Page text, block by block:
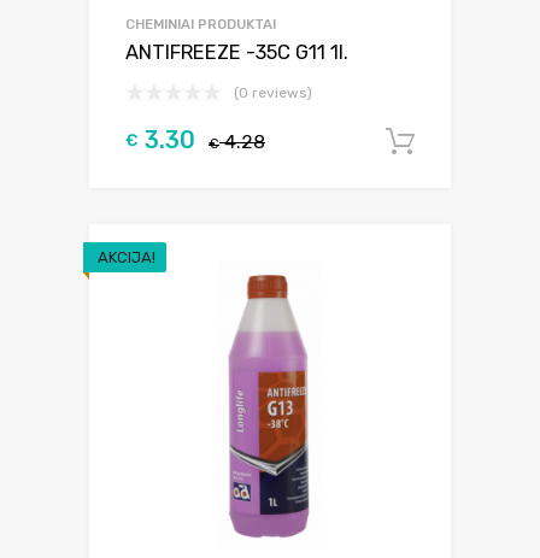
CHEMINIAI PRODUKTAI
ANTIFREEZE -35C G11 1l.
(0 reviews)
€4.28
€ 3.30
AKCIJA!